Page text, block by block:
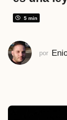
á
s
a
ñ
o
t
5 min
por